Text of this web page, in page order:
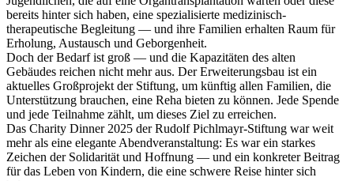
bereits hinter sich haben, eine spezialisierte medizinisch-
therapeutische Begleitung — und ihre Familien erhalten Raum für
Erholung, Austausch und Geborgenheit.
Doch der Bedarf ist groß — und die Kapazitäten des alten
Gebäudes reichen nicht mehr aus. Der Erweiterungsbau ist ein
aktuelles Großprojekt der Stiftung, um künftig allen Familien, die
Unterstützung brauchen, eine Reha bieten zu können. Jede Spende
und jede Teilnahme zählt, um dieses Ziel zu erreichen.
Das Charity Dinner 2025 der Rudolf Pichlmayr-Stiftung war weit
mehr als eine elegante Abendveranstaltung: Es war ein starkes
Zeichen der Solidarität und Hoffnung — und ein konkreter Beitrag
für das Leben von Kindern, die eine schwere Reise hinter sich